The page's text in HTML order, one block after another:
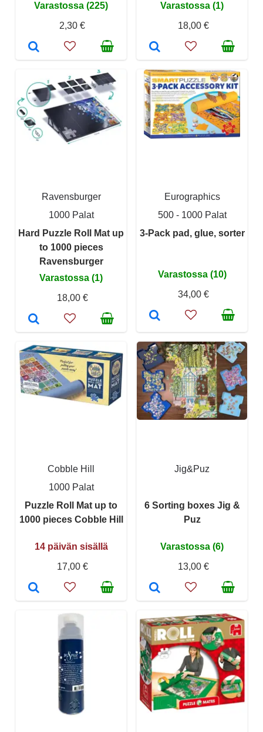
Varastossa (225)
2,30 €
Varastossa (1)
18,00 €
Ravensburger
1000 Palat
Hard Puzzle Roll Mat up
to 1000 pieces
Ravensburger
Varastossa (1)
18,00 €
Eurographics
500 - 1000 Palat
3-Pack pad, glue, sorter
Varastossa (10)
34,00 €
Cobble Hill
1000 Palat
Puzzle Roll Mat up to
1000 pieces Cobble Hill
14 päivän sisällä
17,00 €
Jig&Puz
6 Sorting boxes Jig &
Puz
Varastossa (6)
13,00 €